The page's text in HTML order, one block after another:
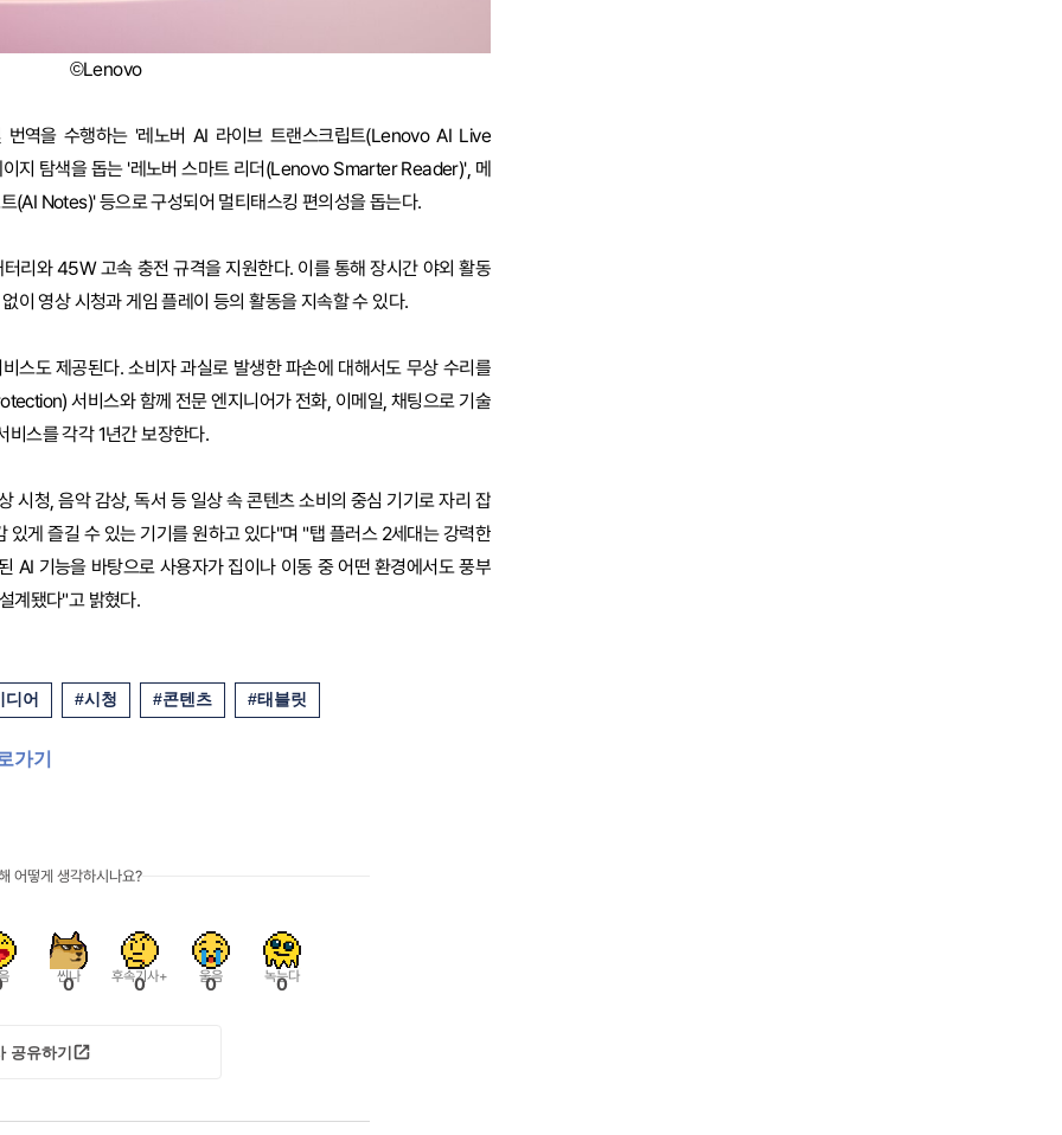
©Lenovo
역을 수행하는 '레노버 AI 라이브 트랜스크립트(Lenovo AI Live
지 탐색을 돕는 '레노버 스마트 리더(Lenovo Smarter Reader)', 메
(AI Notes)' 등으로 구성되어 멀티태스킹 편의성을 돕는다.
리와 45W 고속 충전 규격을 지원한다. 이를 통해 장시간 야외 활동
이 영상 시청과 게임 플레이 등의 활동을 지속할 수 있다.
스도 제공된다. 소비자 과실로 발생한 파손에 대해서도 무상 수리를
서비스와 함께 전문 엔지니어가 전화, 이메일, 채팅으로 기술
비스를 각각 1년간 보장한다.
시청, 음악 감상, 독서 등 일상 속 콘텐츠 소비의 중심 기기로 자리 잡
있게 즐길 수 있는 기기를 원하고 있다"며 "탭 플러스 2세대는 강력한
AI 기능을 바탕으로 사용자가 집이나 이동 중 어떤 환경에서도 풍부
계됐다"고 밝혔다.
디어 #시청 #콘텐츠 #태블릿
가기
어떻게 생각하시나요?
씬나
0 후속기사+
0 울음
0 녹는다
0
공유하기